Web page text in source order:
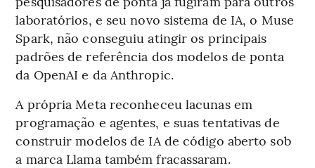
laboratórios, e seu novo sistema de IA, o Muse
Spark, não conseguiu atingir os principais
padrões de referência dos modelos de ponta
da OpenAI e da Anthropic.
A própria Meta reconheceu lacunas em
programação e agentes, e suas tentativas de
construir modelos de IA de código aberto sob
a marca Llama também fracassaram.